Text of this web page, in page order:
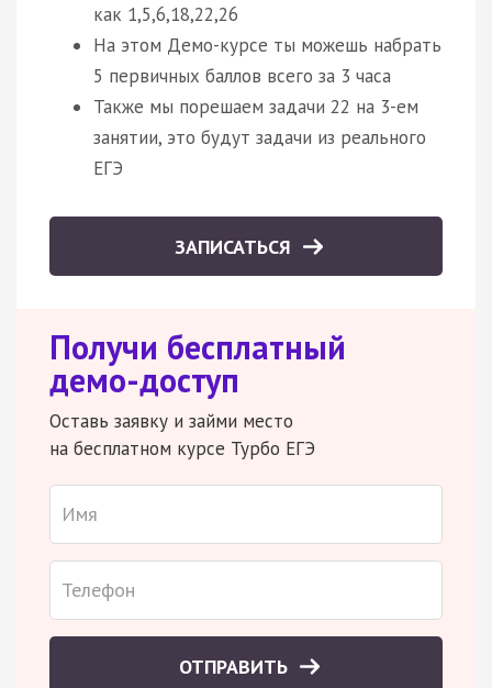
как 1,5,6,18,22,26
На этом Демо-курсе ты можешь набрать
5 первичных баллов всего за 3 часа
Также мы порешаем задачи 22 на 3-ем
занятии, это будут задачи из реального
ЕГЭ
ЗАПИСАТЬСЯ
Получи бесплатный
демо-доступ
Оставь заявку и займи место
на бесплатном курсе Турбо ЕГЭ
ОТПРАВИТЬ